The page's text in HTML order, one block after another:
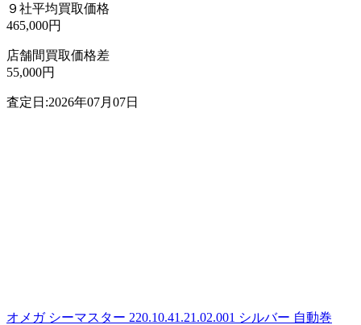
９社平均買取価格
465,000円
店舗間買取価格差
55,000円
査定日:2026年07月07日
オメガ シーマスター 220.10.41.21.02.001 シルバー 自動巻